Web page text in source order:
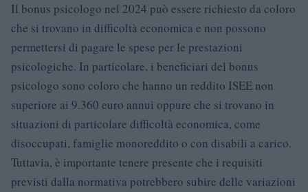
Il bonus psicologo nel 2024 può essere richiesto da coloro
che si trovano in difficoltà economica e non possono
permettersi di pagare le spese per le prestazioni
psicologiche. In particolare, i beneficiari del bonus
psicologo sono coloro che hanno un reddito ISEE non
superiore ai 9.360 euro annui oppure che si trovano in
situazioni di particolare difficoltà economica, come
disoccupati, famiglie monoreddito o con disabili a carico.
Tuttavia, è importante tenere presente che i requisiti
previsti dalla normativa potrebbero subire delle variazioni